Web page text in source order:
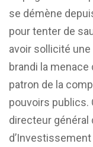
se démène
pour tenter de
avoir sollicité
brandi la menace
patron de la
pouvoirs publics.
directeur général